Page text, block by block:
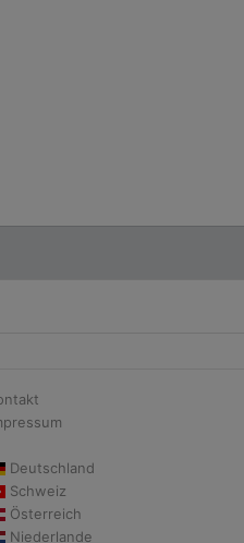
Deutschland
Schweiz
Österreich
Niederlande